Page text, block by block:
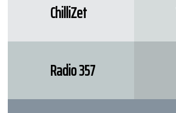
ChilliZet
Radio 357